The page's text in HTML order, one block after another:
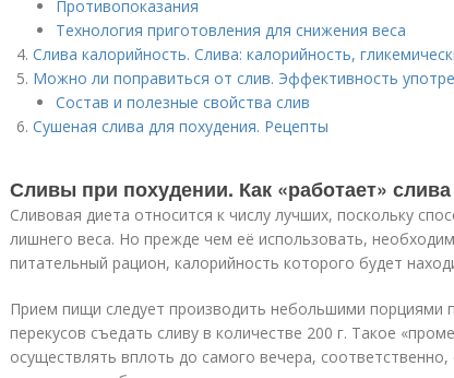
Противопоказания
Технология приготовления для снижения веса
Слива калорийность. Слива: калорийность,
Можно ли поправиться от слив. Эффективность
Состав и полезные свойства слив
Сушеная слива для похудения. Рецепты
Сливы при похудении. Как «работает»
Сливовая диета относится к числу лучших, поскольку
лишнего веса. Но прежде чем её использовать,
питательный рацион, калорийность которого будет
Прием пищи следует производить небольшими порциями
перекусов съедать сливу в количестве 200 г. Такое
осуществлять вплоть до самого вечера,